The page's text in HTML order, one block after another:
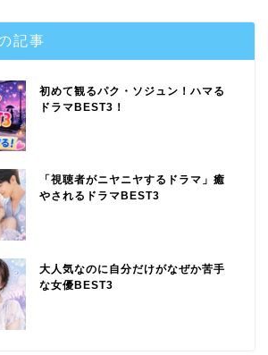
記事
初めて観るパク・ソジュン！ハマる
ドラマBEST3！
「視聴者がニヤニヤするドラマ」癒
やされるドラマBEST3
大人気なのに自分だけがなぜか苦手
な女優BEST3